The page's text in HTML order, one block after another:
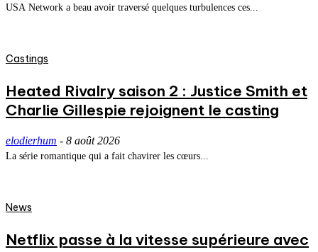
USA Network a beau avoir traversé quelques turbulences ces...
Castings
Heated Rivalry saison 2 : Justice Smith et
Charlie Gillespie rejoignent le casting
elodierhum - 8 août 2026
La série romantique qui a fait chavirer les cœurs...
News
Netflix passe à la vitesse supérieure avec